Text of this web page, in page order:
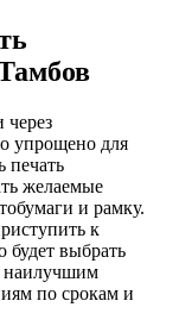
через
упрощено для
печать
желаемые
и рамку.
к
будет выбрать
наилучшим
по срокам и